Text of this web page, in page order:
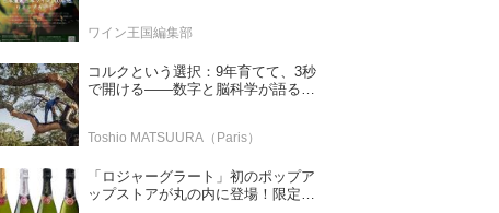
ワイン王国編集部
コルクという選択：9年育てて、3秒
で開ける——数字と脳科学が語る栓
Toshio MATSUURA（Paris）
「ロジャーグラート」初のポップア
ップストアが丸の内に登場！限定キ